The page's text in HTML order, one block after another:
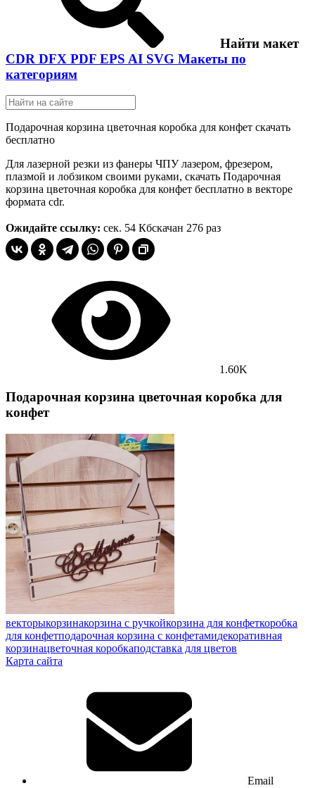
Найти макет
CDR DFX PDF EPS AI SVG Макеты по
категориям
Подарочная корзина цветочная коробка для конфет скачать
бесплатно
Для лазерной резки из фанеры ЧПУ лазером, фрезером,
плазмой и лобзиком своими руками, скачать Подарочная
корзина цветочная коробка для конфет бесплатно в векторе
формата cdr.
Ожидайте ссылку: сек. 54 Кбскачан 276 раз
1.60K
Подарочная корзина цветочная коробка для
конфет
векторыкорзинакорзина с ручкойкорзина для конфеткоробка
для конфетподарочная корзина с конфетамидекоративная
корзинацветочная коробкаподставка для цветов
Карта сайта
Email